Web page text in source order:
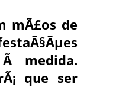
mÃ£os de
Ã medida.
que ser